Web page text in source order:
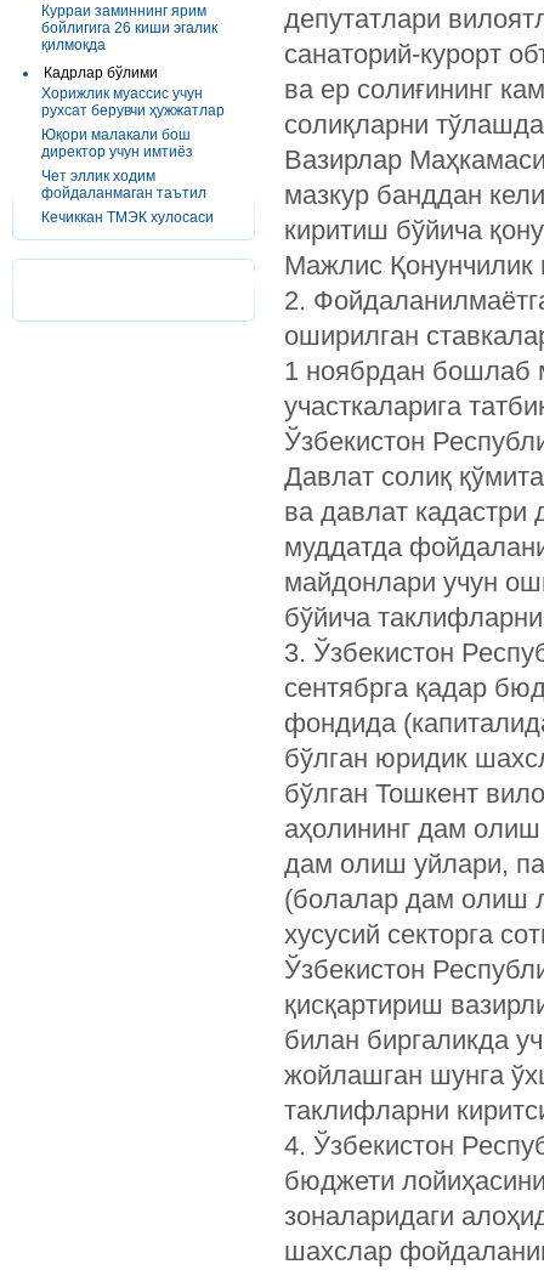
Курраи заминнинг ярим
бойлигига 26 киши эгалик
қилмоқда
Кадрлар бўлими
Хорижлик муассис учун
рухсат берувчи ҳужжатлар
Юқори малакали бош
директор учун имтиёз
Чет эллик ходим
фойдаланмаган таътил
Кечиккан ТМЭК хулосаси
депутатлари
санаторий-курорт
ва ер солиғининг
солиқларни
Вазирлар
мазкур банддан
киритиш бўйича
Мажлис Қонунчилик
2.
оширилган
1 ноябрдан бошлаб
участкаларига
Ўзбекистон
Давлат солиқ
ва давлат кадастри
муддатда
майдонлари учун
бўйича
3. Ўзбекистон
сентябрга қадар
фондида
бўлган юридик
бўлган Тошкент
аҳолининг дам
дам олиш уйлари,
(болалар дам олиш
хусусий секторга
Ўзбекистон
қисқартириш
билан биргаликда
жойлашган шунга
таклифларни
4. Ўзбекистон
бюджети
зоналаридаги
шахслар